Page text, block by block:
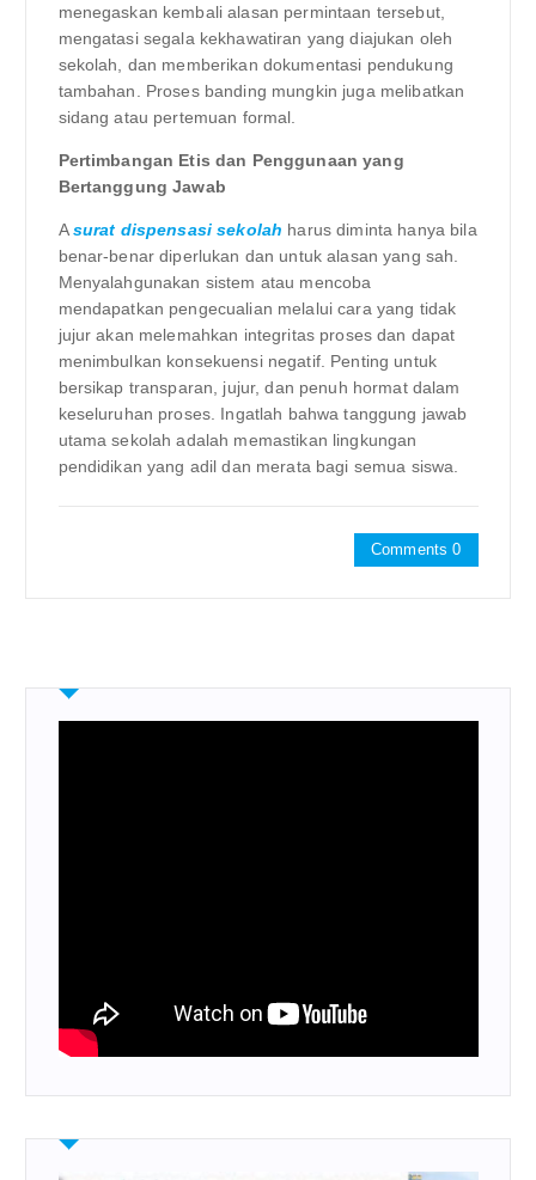
menegaskan kembali alasan permintaan tersebut,
mengatasi segala kekhawatiran yang diajukan oleh
sekolah, dan memberikan dokumentasi pendukung
tambahan. Proses banding mungkin juga melibatkan
sidang atau pertemuan formal.
Pertimbangan Etis dan Penggunaan yang
Bertanggung Jawab
Asurat dispensasi sekolah harus diminta hanya bila
benar-benar diperlukan dan untuk alasan yang sah.
Menyalahgunakan sistem atau mencoba
mendapatkan pengecualian melalui cara yang tidak
jujur ​​akan melemahkan integritas proses dan dapat
menimbulkan konsekuensi negatif. Penting untuk
bersikap transparan, jujur, dan penuh hormat dalam
keseluruhan proses. Ingatlah bahwa tanggung jawab
utama sekolah adalah memastikan lingkungan
pendidikan yang adil dan merata bagi semua siswa.
Comments 0